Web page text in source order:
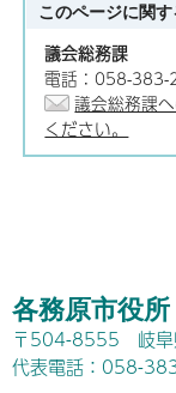
このページに関す
議会総務課
電話：058-383-
議会総務課
ください。
各務原市役所
〒504-8555 岐阜
代表電話：058-